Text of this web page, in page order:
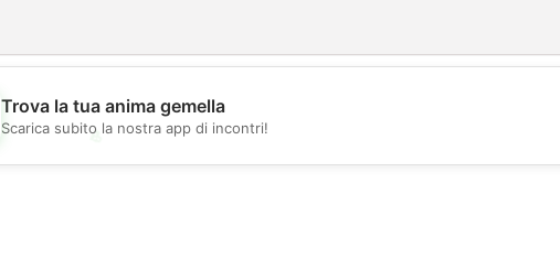
💖
Trova la tua anima gemella
Scarica subito la nostra app di incontri!